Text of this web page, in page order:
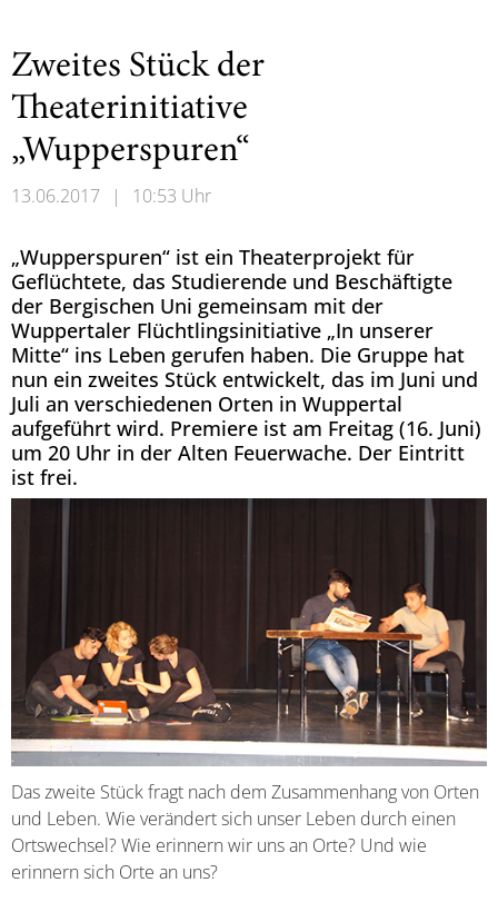
Zweites Stück der
Theaterinitiative
„Wupperspuren“
13.06.2017 | 10:53 Uhr
„Wupperspuren“ ist ein Theaterprojekt für
Geflüchtete, das Studierende und Beschäftigte
der Bergischen Uni gemeinsam mit der
Wuppertaler Flüchtlingsinitiative „In unserer
Mitte“ ins Leben gerufen haben. Die Gruppe hat
nun ein zweites Stück entwickelt, das im Juni und
Juli an verschiedenen Orten in Wuppertal
aufgeführt wird. Premiere ist am Freitag (16. Juni)
um 20 Uhr in der Alten Feuerwache. Der Eintritt
ist frei.
Das zweite Stück fragt nach dem Zusammenhang von Orten
und Leben. Wie verändert sich unser Leben durch einen
Ortswechsel? Wie erinnern wir uns an Orte? Und wie
erinnern sich Orte an uns?